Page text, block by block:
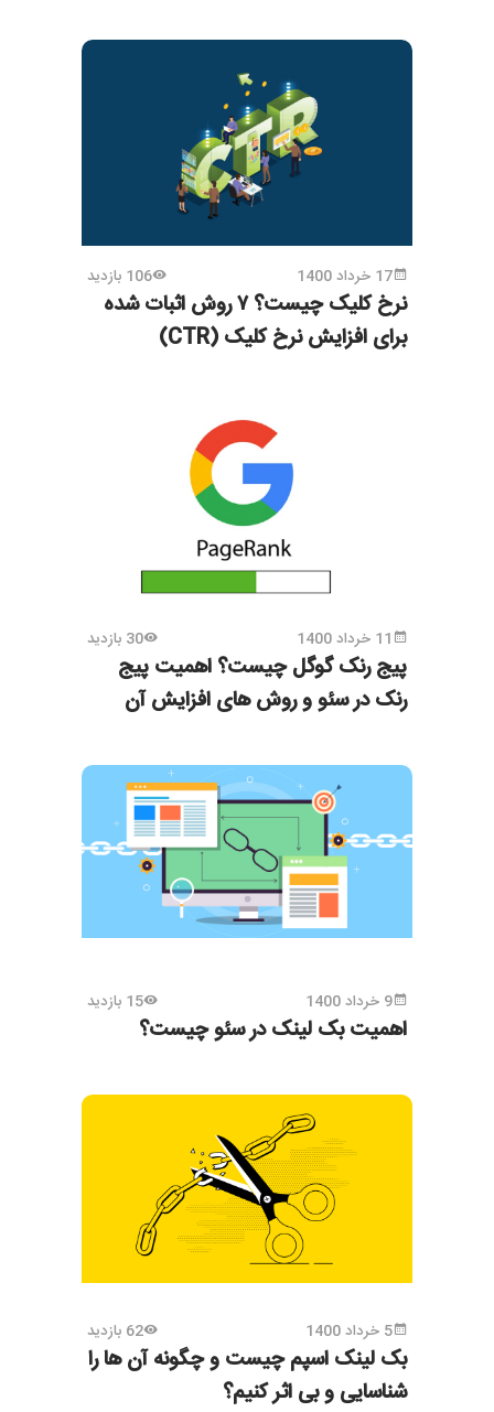
17 خرداد 1400 106 بازدید
نرخ کلیک چیست؟ ۷ روش اثبات شده
برای افزایش نرخ کلیک (CTR)
11 خرداد 1400 30 بازدید
پیج رنک گوگل چیست؟ اهمیت پیج
رنک در سئو و روش های افزایش آن
9 خرداد 1400 15 بازدید
اهمیت بک لینک در سئو چیست؟
5 خرداد 1400 62 بازدید
بک لینک اسپم چیست و چگونه آن ها را
شناسایی و بی اثر کنیم؟